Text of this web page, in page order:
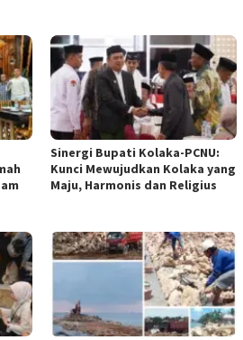
Sinergi Bupati Kolaka-PCNU:
Kunci Mewujudkan Kolaka yang
Maju, Harmonis dan Religius